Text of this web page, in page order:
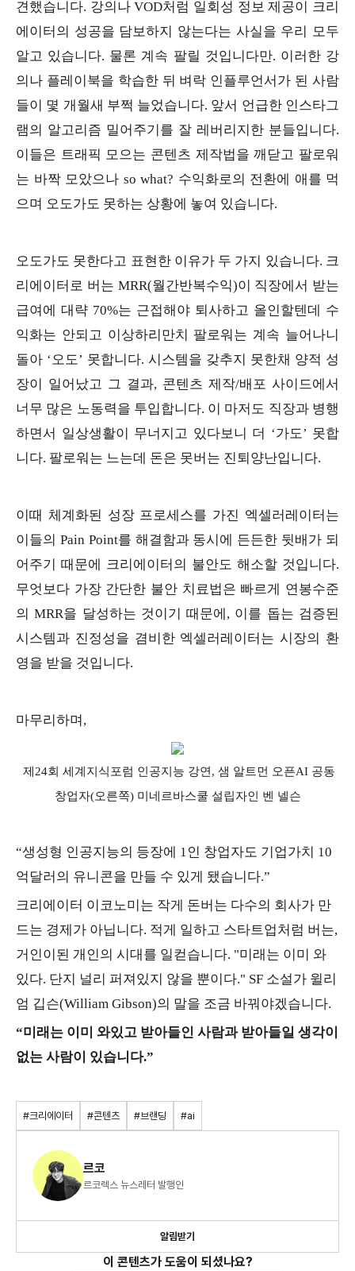
견했습니다. 강의나 VOD처럼 일회성 정보 제공이 크리
에이터의 성공을 담보하지 않는다는 사실을 우리 모두
알고 있습니다. 물론 계속 팔릴 것입니다만. 이러한 강
의나 플레이북을 학습한 뒤 벼락 인플루언서가 된 사람
들이 몇 개월새 부쩍 늘었습니다. 앞서 언급한 인스타그
램의 알고리즘 밀어주기를 잘 레버리지한 분들입니다.
이들은 트래픽 모으는 콘텐츠 제작법을 깨닫고 팔로워
는 바짝 모았으나 so what? 수익화로의 전환에 애를 먹
으며 오도가도 못하는 상황에 놓여 있습니다.
오도가도 못한다고 표현한 이유가 두 가지 있습니다. 크
리에이터로 버는 MRR(월간반복수익)이 직장에서 받는
급여에 대략 70%는 근접해야 퇴사하고 올인할텐데 수
익화는 안되고 이상하리만치 팔로워는 계속 늘어나니
돌아 ‘오도’ 못합니다. 시스템을 갖추지 못한채 양적 성
장이 일어났고 그 결과, 콘텐츠 제작/배포 사이드에서
너무 많은 노동력을 투입합니다. 이 마저도 직장과 병행
하면서 일상생활이 무너지고 있다보니 더 ‘가도’ 못합
니다. 팔로워는 느는데 돈은 못버는 진퇴양난입니다.
이때 체계화된 성장 프로세스를 가진 엑셀러레이터는
이들의 Pain Point를 해결함과 동시에 든든한 뒷배가 되
어주기 때문에 크리에이터의 불안도 해소할 것입니다.
무엇보다 가장 간단한 불안 치료법은 빠르게 연봉수준
의 MRR을 달성하는 것이기 때문에, 이를 돕는 검증된
시스템과 진정성을 겸비한 엑셀러레이터는 시장의 환
영을 받을 것입니다.
마무리하며,
제24회 세계지식포럼 인공지능 강연, 샘 알트먼 오픈AI 공동
창업자(오른쪽) 미네르바스쿨 설립자인 벤 넬슨
“생성형 인공지능의 등장에 1인 창업자도 기업가치 10
억달러의 유니콘을 만들 수 있게 됐습니다.”
크리에이터 이코노미는 작게 돈버는 다수의 회사가 만
드는 경제가 아닙니다. 적게 일하고 스타트업처럼 버는,
거인이된 개인의 시대를 일컫습니다. "미래는 이미 와
있다. 단지 널리 퍼져있지 않을 뿐이다." SF 소설가 윌리
엄 깁슨(William Gibson)의 말을 조금 바꿔야겠습니다.
“미래는 이미 와있고 받아들인 사람과 받아들일 생각이
없는 사람이 있습니다.”
#크리에이터 #콘텐츠 #브랜딩 #ai
르코
르코렉스 뉴스레터 발행인
알림받기
이 콘텐츠가 도움이 되셨나요?